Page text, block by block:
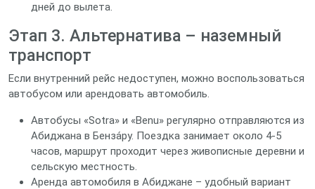
дней до вылета.
Этап 3. Альтернатива – наземный
транспорт
Если внутренний рейс недоступен, можно воспользоваться
автобусом или арендовать автомобиль.
Автобусы «Sotra» и «Benu» регулярно отправляются из
Абиджана в Бенза́ру. Поездка занимает около 4‑5
часов, маршрут проходит через живописные деревни и
сельскую местность.
Аренда автомобиля в Абиджане – удобный вариант